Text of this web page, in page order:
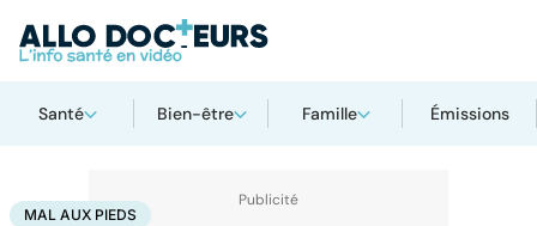
Santé Bien-être Famille Émissions
AccueilSantéMaladies Mal aux pieds
MAL AUX PIEDS